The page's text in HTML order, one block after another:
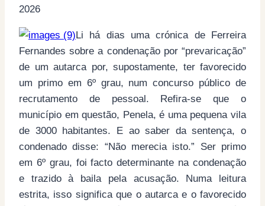
2026
Li há dias uma crónica de Ferreira
Fernandes sobre a condenação por “prevaricação”
de um autarca por, supostamente, ter favorecido
um primo em 6º grau, num concurso público de
recrutamento de pessoal. Refira-se que o
município em questão, Penela, é uma pequena vila
de 3000 habitantes. E ao saber da sentença, o
condenado disse: “Não merecia isto.” Ser primo
em 6º grau, foi facto determinante na condenação
e trazido à baila pela acusação. Numa leitura
estrita, isso significa que o autarca e o favorecido